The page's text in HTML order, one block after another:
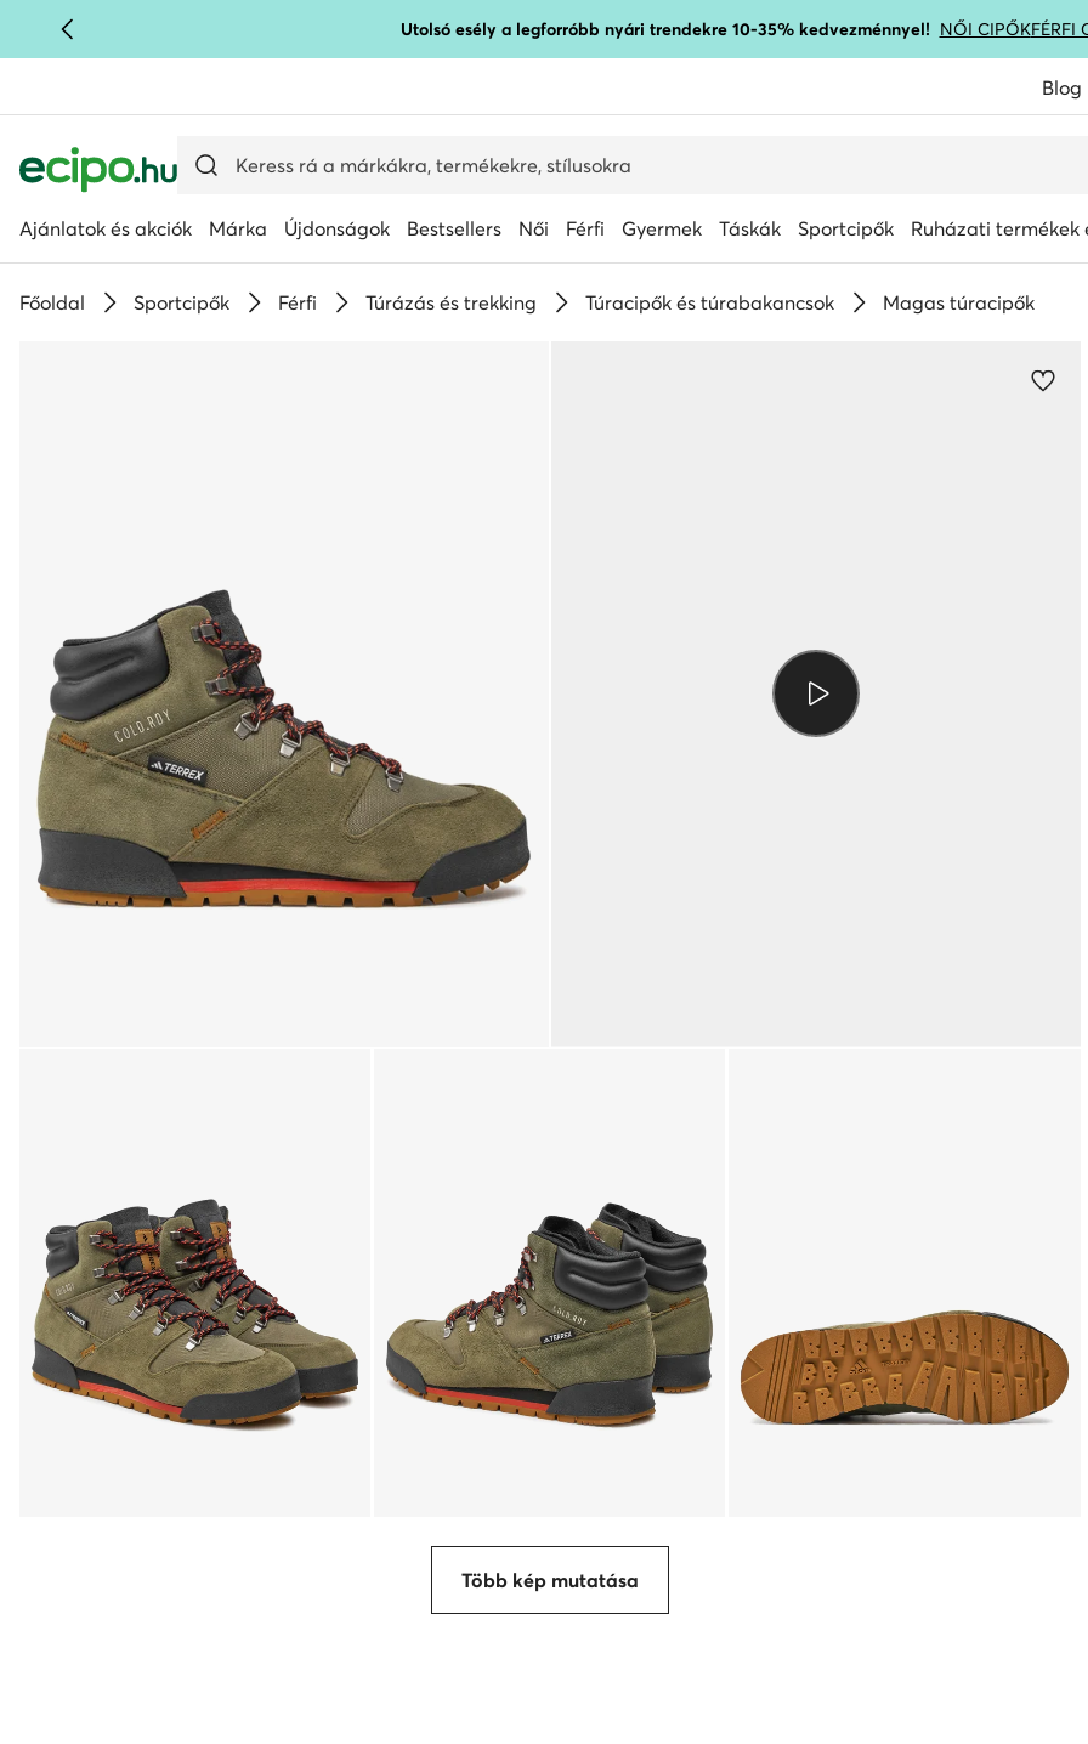
UGRÁS A FŐ TARTALOMRA Utolsó esély a legforróbb nyári trendekre 10-35% kedvezménnyel! NŐI CIPŐKFÉRFI
Blog
Ajánlatok és akciók Márka Újdonságok Bestsellers Női Férfi Gyermek Táskák Sportcipők Ruházati termékek
Főoldal Sportcipők Férfi Túrázás és trekking Túracipők és túrabakancsok Magas túracipők
Több kép mutatása